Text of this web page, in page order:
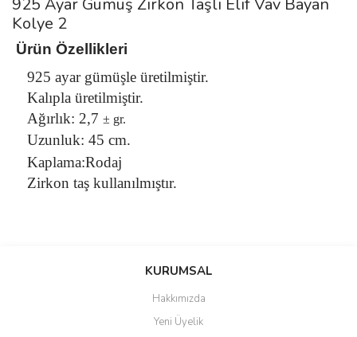
925 Ayar Gümüş Zirkon Taşlı Elif Vav Bayan
Kolye 2
Ürün Özellikleri
925 ayar gümüşle üretilmiştir.
Kalıpla üretilmiştir.
Ağırlık: 2,7 ± gr.
Uzunluk: 45 cm.
Kaplama:Rodaj
Zirkon taş kullanılmıştır.
Bu ürüne ilk yorumu siz yapın!
Yorum Yaz
Ürün resmi kalitesiz, bozuk veya görüntülenemiyor.
KURUMSAL
Hakkımızda
Yeni Üyelik